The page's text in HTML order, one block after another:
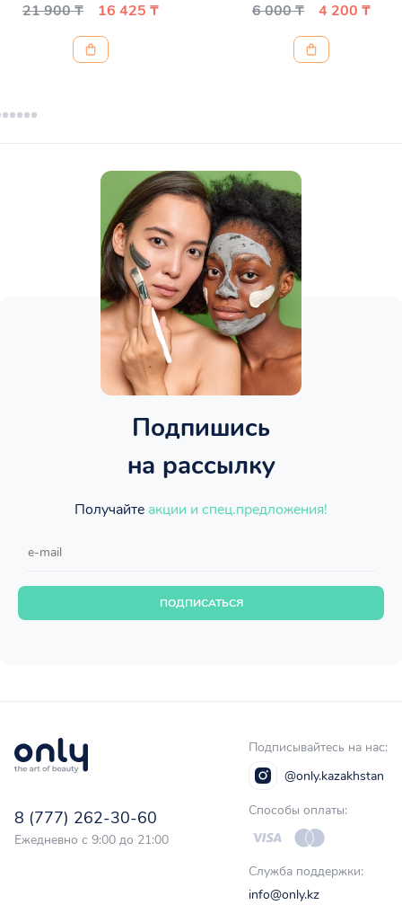
21 900 ₸ 16 425 ₸ 6 000 ₸ 4 200 ₸
Подпишись
на рассылку
Получайте акции и спец.предложения!
ПОДПИСАТЬСЯ
8 (777) 262-30-60
Ежедневно с 9:00 до 21:00
Подписывайтесь на нас:
@only.kazakhstan
Способы оплаты:
Служба поддержки:
info@only.kz